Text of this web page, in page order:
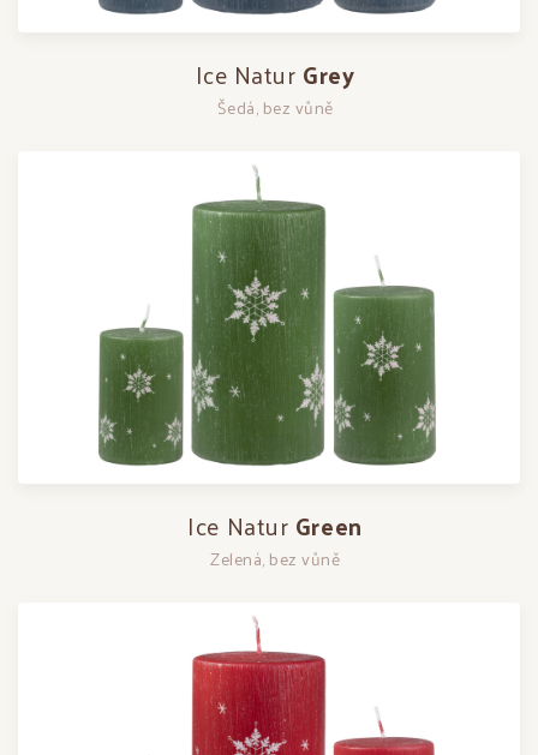
Ice NaturGrey
Šedá, bez vůně
Ice NaturGreen
Zelená, bez vůně